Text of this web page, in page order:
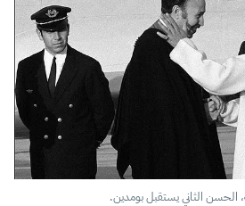
الحسن الثاني يستقبل بومدين.